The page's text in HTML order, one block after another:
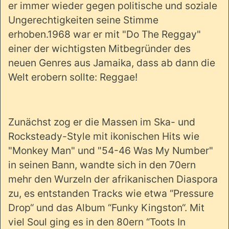
er immer wieder gegen politische und soziale
Ungerechtigkeiten seine Stimme
erhoben.1968 war er mit "Do The Reggay"
einer der wichtigsten Mitbegründer des
neuen Genres aus Jamaika, dass ab dann die
Welt erobern sollte: Reggae!
Zunächst zog er die Massen im Ska- und
Rocksteady-Style mit ikonischen Hits wie
"Monkey Man" und "54-46 Was My Number"
in seinen Bann, wandte sich in den 70ern
mehr den Wurzeln der afrikanischen Diaspora
zu, es entstanden Tracks wie etwa “Pressure
Drop“ und das Album “Funky Kingston“. Mit
viel Soul ging es in den 80ern “Toots In